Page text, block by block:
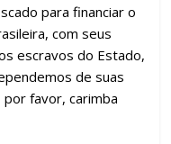
para financiar o
com seus
escravos do Estado,
de suas
favor, carimba